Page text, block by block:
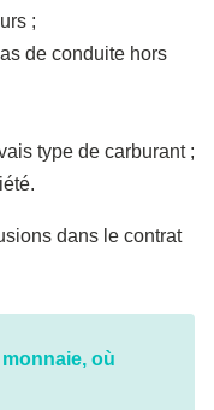
;
de conduite hors
type de carburant ;
dans le contrat
où